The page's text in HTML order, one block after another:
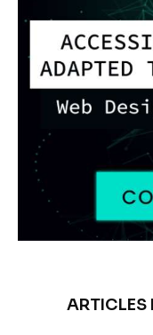
ARTICLES